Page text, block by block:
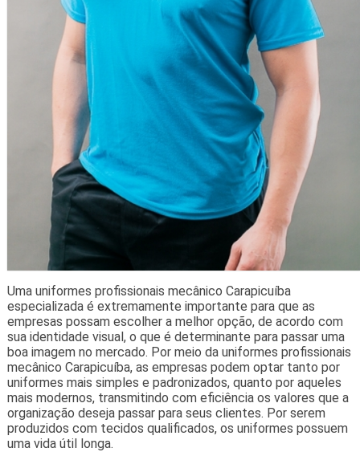
Uma uniformes profissionais mecânico Carapicuíba
especializada é extremamente importante para que as
empresas possam escolher a melhor opção, de acordo com
sua identidade visual, o que é determinante para passar uma
boa imagem no mercado. Por meio da uniformes profissionais
mecânico Carapicuíba, as empresas podem optar tanto por
uniformes mais simples e padronizados, quanto por aqueles
mais modernos, transmitindo com eficiência os valores que a
organização deseja passar para seus clientes. Por serem
produzidos com tecidos qualificados, os uniformes possuem
uma vida útil longa.